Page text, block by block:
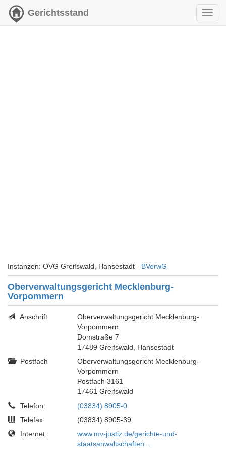
Gerichtsstand
Instanzen: OVG Greifswald, Hansestadt - BVerwG
Oberverwaltungsgericht Mecklenburg-
Vorpommern
Anschrift
Oberverwaltungsgericht Mecklenburg-
Vorpommern
Domstraße 7
17489 Greifswald, Hansestadt
Postfach
Oberverwaltungsgericht Mecklenburg-
Vorpommern
Postfach 3161
17461 Greifswald
Telefon:
(03834) 8905-0
Telefax:
(03834) 8905-39
Internet:
www.mv-justiz.de/gerichte-und-
staatsanwaltschaften...